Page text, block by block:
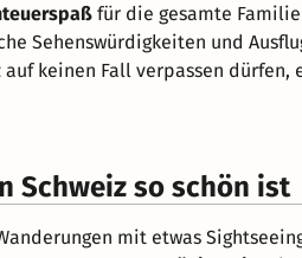
für die gesamte
Sehenswürdigkeiten und
auf keinen Fall verpassen dürfen,
Schweiz so schön ist
mit etwas